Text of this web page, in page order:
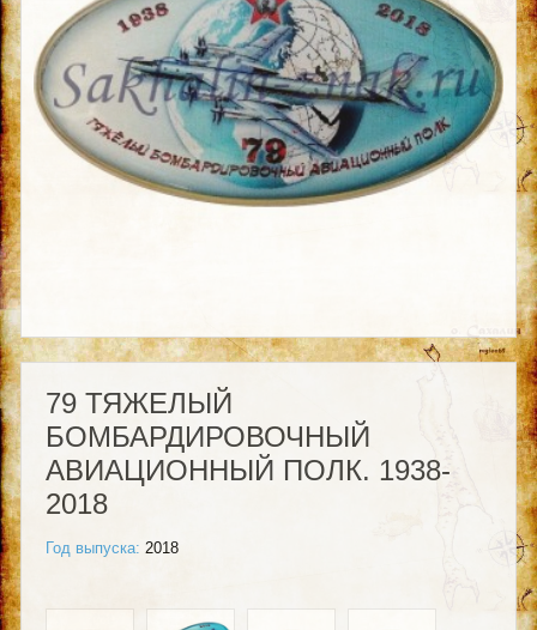
79 ТЯЖЕЛЫЙ
БОМБАРДИРОВОЧНЫЙ
АВИАЦИОННЫЙ ПОЛК. 1938-
2018
Год выпуска: 2018